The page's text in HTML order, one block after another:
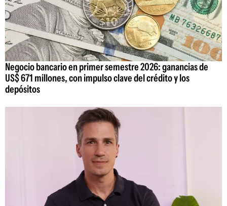
Negocio bancario en primer semestre 2026: ganancias de
US$ 671 millones, con impulso clave del crédito y los
depósitos